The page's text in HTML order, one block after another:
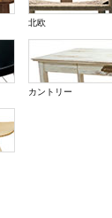
北欧
カントリー